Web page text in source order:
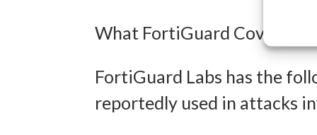
What FortiGuard Coverage
FortiGuard Labs has the
reportedly used in attacks